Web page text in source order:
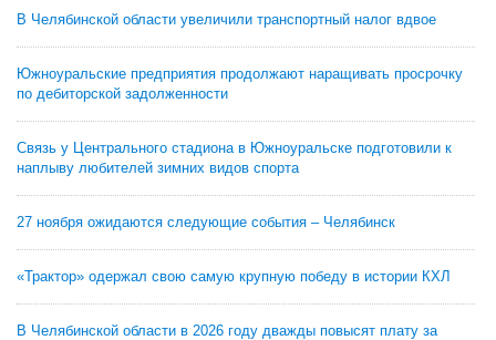
В Челябинской области увеличили транспортный налог вдвое
Южноуральские предприятия продолжают наращивать просрочку
по дебиторской задолженности
Связь у Центрального стадиона в Южноуральске подготовили к
наплыву любителей зимних видов спорта
27 ноября ожидаются следующие события – Челябинск
«Трактор» одержал свою самую крупную победу в истории КХЛ
В Челябинской области в 2026 году дважды повысят плату за